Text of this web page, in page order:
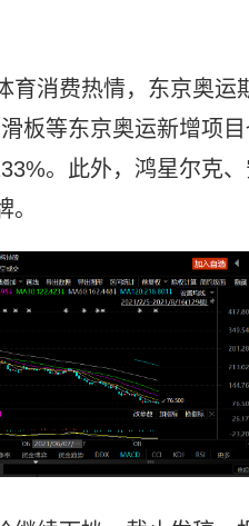
育消费热情，东京奥
板等东京奥运新增项
。此外，鸿星尔克